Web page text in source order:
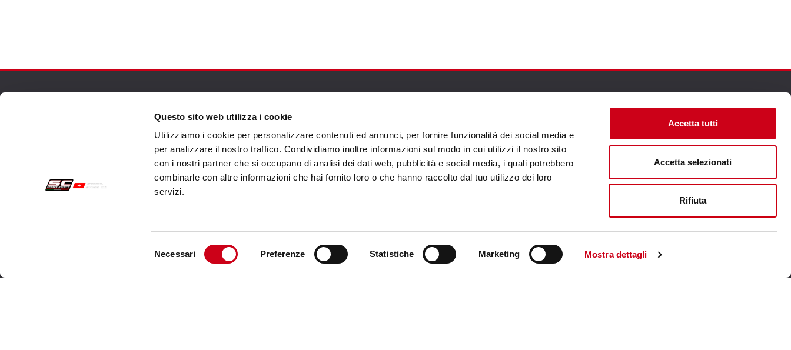
Questo sito web utilizza i cookie
Utilizziamo i cookie per personalizzare contenuti ed annunci, per fornire funzionalità dei social media e
per analizzare il nostro traffico. Condividiamo inoltre informazioni sul modo in cui utilizzi il nostro sito
con i nostri partner che si occupano di analisi dei dati web, pubblicità e social media, i quali potrebbero
combinarle con altre informazioni che hai fornito loro o che hanno raccolto dal tuo utilizzo dei loro
servizi.
Necessari Preferenze Statistiche Marketing Mostra dettagli
Accetta tutti
Accetta selezionati
Rifiuta
Garanzia
Informativa sul trattamento dei dati
Customer care
Spedizioni
Servizio clienti
Visita il sito corporate